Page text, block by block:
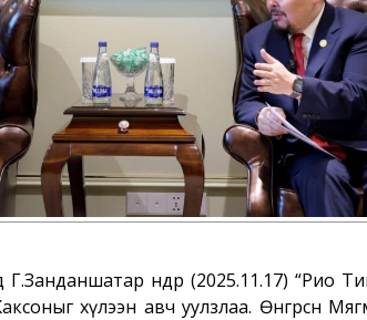
өнөөдөр (2025.11.17) “Рио
хүлээн авч уулзлаа. Өнгөрсөн